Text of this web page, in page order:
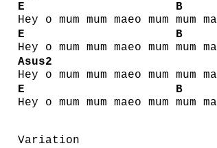
E
Hey o mum mum maeo mum
B
mum ma
E
Hey o mum mum maeo mum
B
mum ma
Asus2
Hey o mum mum maeo mum mum ma
E
Hey o mum mum maeo mum
B
mum ma
Variation